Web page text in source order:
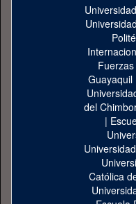
Guayaquil
del
|
Católica